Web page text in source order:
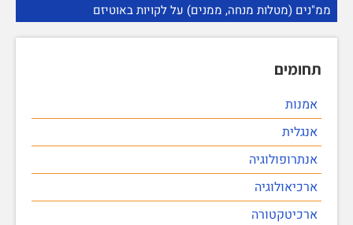
ממ"נים (מטלות מנחה, ממנים) על לקויות באוטיזם
תחומים
אמנות
אנגלית
אנתרופולוגיה
ארכיאולוגיה
ארכיטקטורה